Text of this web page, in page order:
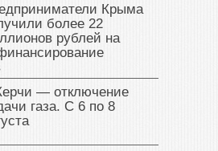
Крыма
более 22
рублей на
— отключение
газа. С 6 по 8